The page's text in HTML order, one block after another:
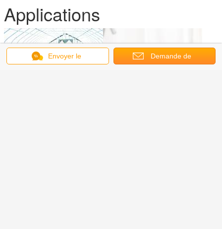
Applications
Envoyer le Demande de